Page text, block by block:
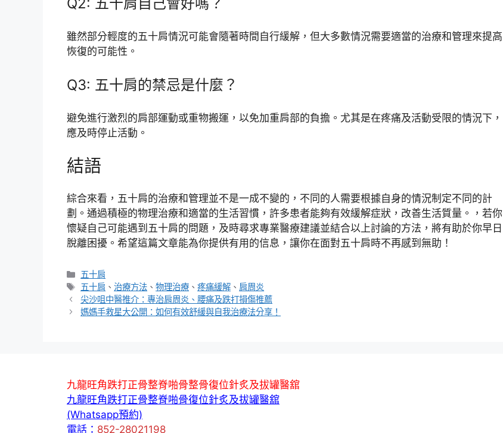
雖然部分輕度的五十肩情況可能會隨著時間自行緩解，但大多數情況需要適當的治療和管理來提高
恢復的可能性。
Q3: 五十肩的禁忌是什麼？
避免進行激烈的肩部運動或重物搬運，以免加重肩部的負擔。尤其是在疼痛及活動受限的情況下，
應及時停止活動。
結語
綜合來看，五十肩的治療和管理並不是一成不變的，不同的人需要根據自身的情況制定不同的計
劃。通過積極的物理治療和適當的生活習慣，許多患者能夠有效緩解症狀，改善生活質量。，若你
懷疑自己可能遇到五十肩的問題，及時尋求專業醫療建議並結合以上討論的方法，將有助於你早日
脫離困擾。希望這篇文章能為你提供有用的信息，讓你在面對五十肩時不再感到無助！
分
類
五十肩
標
籤
五十肩 、治療方法 、物理治療 、疼痛緩解 、 肩周炎
尖沙咀中醫推介：專治肩周炎、腰痛及跌打損傷推薦
媽媽手救星大公開：如何有效舒緩與自我治療法分享！
九龍旺角跌打正骨整脊啪骨整骨復位針炙及拔罐醫舘
九龍旺角跌打正骨整脊啪骨復位針炙及拔罐醫舘
(Whatsapp預約)
電話： 852-28021198